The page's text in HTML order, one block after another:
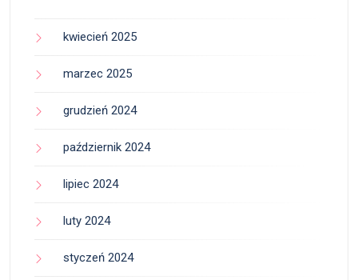
kwiecień 2025
marzec 2025
grudzień 2024
październik 2024
lipiec 2024
luty 2024
styczeń 2024